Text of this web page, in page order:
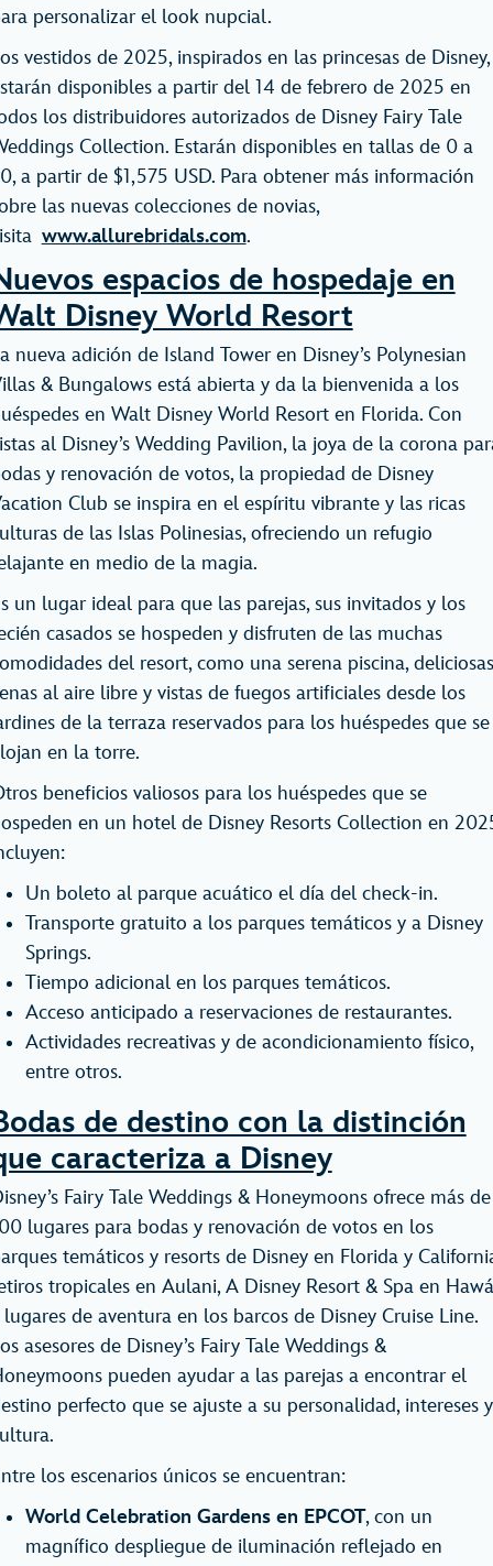
personalizar el look nupcial.
vestidos de 2025, inspirados en las princesas de Disney,
disponibles a partir del 14 de febrero de 2025 en
los distribuidores autorizados de Disney Fairy Tale
Collection. Estarán disponibles en tallas de 0 a
a partir de $1,575 USD. Para obtener más información
las nuevas colecciones de novias,
www.allurebridals.com.
espacios de hospedaje en
Disney World Resort
nueva adición de Island Tower en Disney’s Polynesian
& Bungalows está abierta y da la bienvenida a los
en Walt Disney World Resort en Florida. Con
al Disney’s Wedding Pavilion, la joya de la corona
y renovación de votos, la propiedad de Disney
Club se inspira en el espíritu vibrante y las ricas
de las Islas Polinesias, ofreciendo un refugio
en medio de la magia.
un lugar ideal para que las parejas, sus invitados y los
casados se hospeden y disfruten de las muchas
del resort, como una serena piscina, deliciosas
al aire libre y vistas de fuegos artificiales desde los
de la terraza reservados para los huéspedes que se
en la torre.
beneficios valiosos para los huéspedes que se
en un hotel de Disney Resorts Collection en
Un boleto al parque acuático el día del check-in.
Transporte gratuito a los parques temáticos y a Disney
Springs.
Tiempo adicional en los parques temáticos.
Acceso anticipado a reservaciones de restaurantes.
Actividades recreativas y de acondicionamiento físico,
entre otros.
de destino con la distinción
caracteriza a Disney
Fairy Tale Weddings & Honeymoons ofrece más de
lugares para bodas y renovación de votos en los
temáticos y resorts de Disney en Florida y
tropicales en Aulani, A Disney Resort & Spa en
lugares de aventura en los barcos de Disney Cruise Line.
asesores de Disney’s Fairy Tale Weddings &
pueden ayudar a las parejas a encontrar el
perfecto que se ajuste a su personalidad, intereses y
los escenarios únicos se encuentran:
World Celebration Gardens en EPCOT, con un
magnífico despliegue de iluminación reflejado en